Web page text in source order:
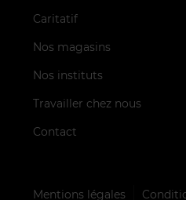
Caritatif
Nos magasins
Nos instituts
Travailler chez nous
Contact
Mentions légales